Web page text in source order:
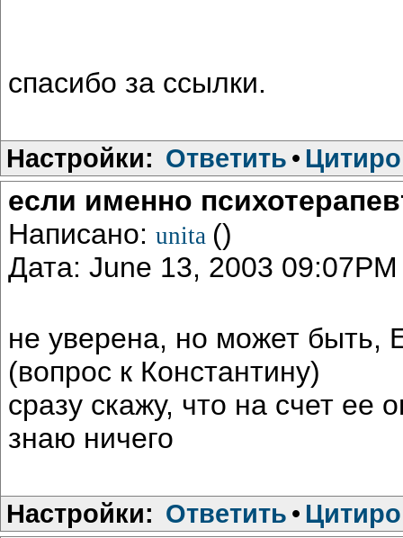
спасибо за ссылки.
Настройки: Ответить •
если именно
Написано: unita ()
Дата: June 13, 2003 09:07PM
не уверена, но может быть,
(вопрос к Константину)
сразу скажу, что на счет ее
знаю ничего
Настройки: Ответить •